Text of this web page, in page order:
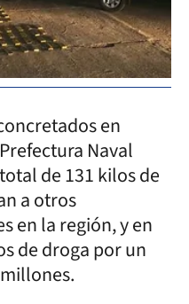
en
Naval
de 131 kilos de
a otros
en la región, y en
de droga por un